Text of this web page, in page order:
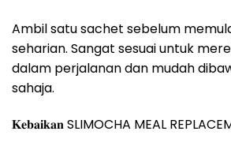
Ambil satu sachet sebelum
seharian. Sangat sesuai untuk
dalam perjalanan dan mudah
sahaja.
𝐊𝐞𝐛𝐚𝐢𝐤𝐚𝐧 SLIMOCHA MEAL